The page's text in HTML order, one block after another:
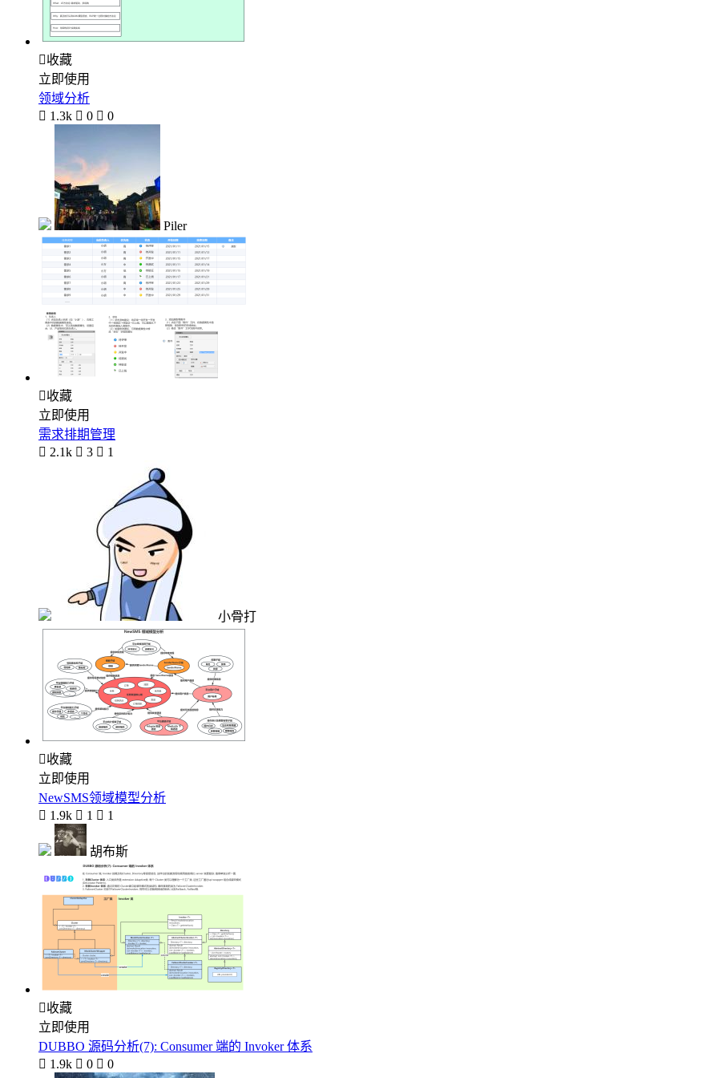
收藏
立即使用
领域分析
 1.3k  0  0
Piler
收藏
立即使用
需求排期管理
 2.1k  3  1
小骨打
收藏
立即使用
NewSMS领域模型分析
 1.9k  1  1
胡布斯
收藏
立即使用
DUBBO 源码分析(7): Consumer 端的 Invoker 体系
 1.9k  0  0